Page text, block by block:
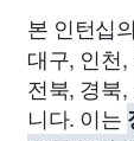
본 인턴십
대구, 인천
전북, 경북
니다. 이는